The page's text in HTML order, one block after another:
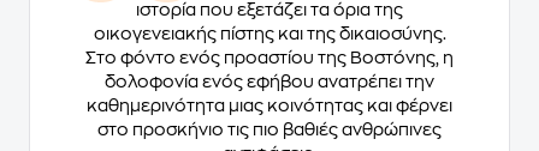
ιστορία που εξετάζει τα όρια της
οικογενειακής πίστης και της δικαιοσύνης.
Στο φόντο ενός προαστίου της Βοστόνης, η
δολοφονία ενός εφήβου ανατρέπει την
καθημερινότητα μιας κοινότητας και φέρνει
στο προσκήνιο τις πιο βαθιές ανθρώπινες